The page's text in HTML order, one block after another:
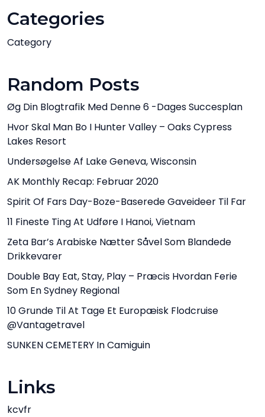
Categories
Category
Random Posts
Øg Din Blogtrafik Med Denne 6 -dages Succesplan
Hvor Skal Man Bo I Hunter Valley – Oaks Cypress
Lakes Resort
Undersøgelse Af Lake Geneva, Wisconsin
AK Monthly Recap: Februar 2020
Spirit Of Fars Day-Boze-Baserede Gaveideer Til Far
11 Fineste Ting At Udføre I Hanoi, Vietnam
Zeta Bar’s Arabiske Nætter Såvel Som Blandede
Drikkevarer
Double Bay Eat, Stay, Play – Præcis Hvordan Ferie
Som En Sydney Regional
10 Grunde Til At Tage Et Europæisk Flodcruise
@vantagetravel
SUNKEN CEMETERY In Camiguin
Links
kcvfr